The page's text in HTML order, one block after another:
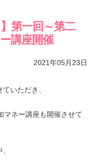
第一回～第二
講座開催
2021年05月23日
いただき、
マネー講座も開催させて